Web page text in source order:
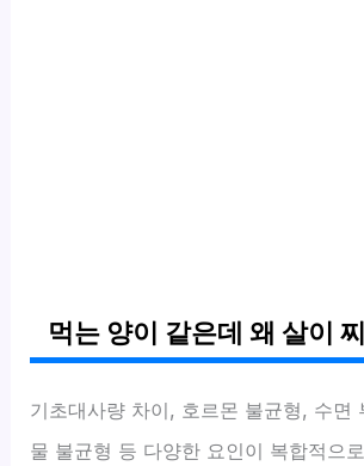
먹는 양이 같은데 왜 살이
기초대사량 차이, 호르몬 불균형, 수면
물 불균형 등 다양한 요인이 복합적으